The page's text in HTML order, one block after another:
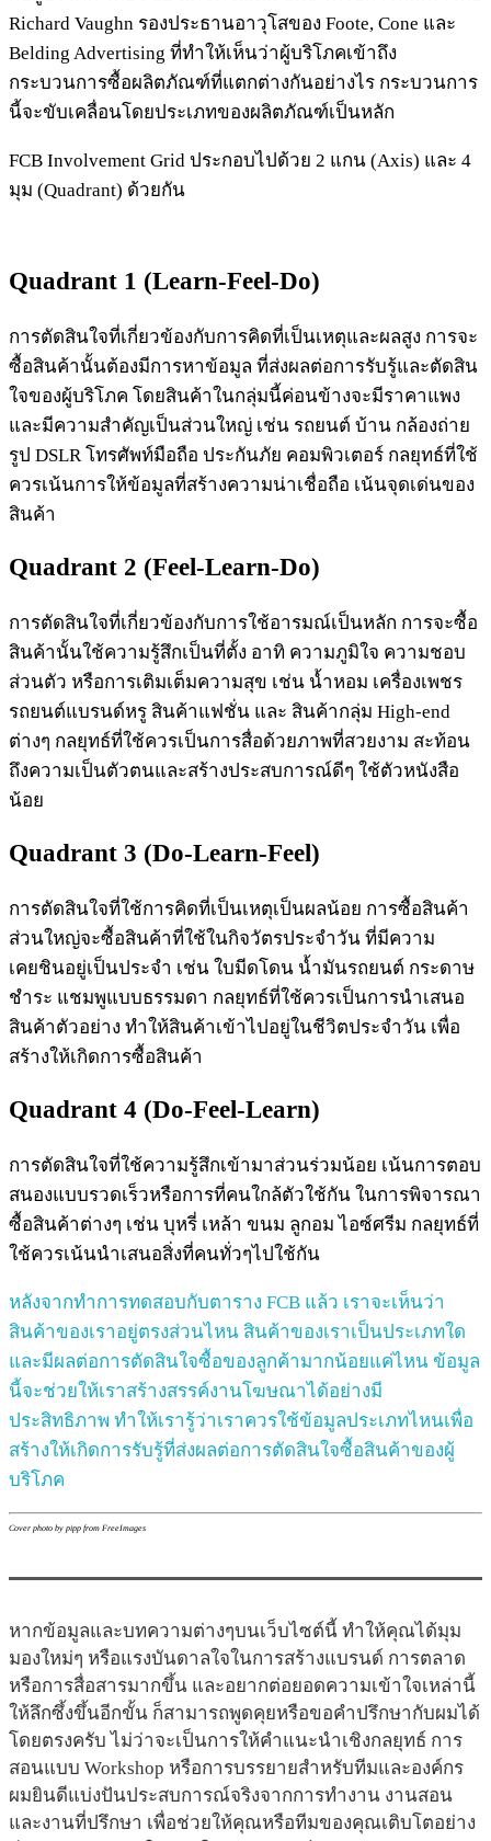
Richard Vaughn รองประธานอาวุโสของ Foote, Cone และ
Belding Advertising ที่ทำให้เห็นว่าผู้บริโภคเข้าถึง
กระบวนการซื้อผลิตภัณฑ์ที่แตกต่างกันอย่างไร กระบวนการ
นี้จะขับเคลื่อนโดยประเภทของผลิตภัณฑ์เป็นหลัก
FCB Involvement Grid ประกอบไปด้วย 2 แกน (Axis) และ 4
มุม (Quadrant) ด้วยกัน
Quadrant 1 (Learn-Feel-Do)
การตัดสินใจที่เกี่ยวข้องกับการคิดที่เป็นเหตุและผลสูง การจะ
ซื้อสินค้านั้นต้องมีการหาข้อมูล ที่ส่งผลต่อการรับรู้และตัดสิน
ใจของผู้บริโภค โดยสินค้าในกลุ่มนี้ค่อนข้างจะมีราคาแพง
และมีความสำคัญเป็นส่วนใหญ่ เช่น รถยนต์ บ้าน กล้องถ่าย
รูป DSLR โทรศัพท์มือถือ ประกันภัย คอมพิวเตอร์ กลยุทธ์ที่ใช้
ควรเน้นการให้ข้อมูลที่สร้างความน่าเชื่อถือ เน้นจุดเด่นของ
สินค้า
Quadrant 2 (Feel-Learn-Do)
การตัดสินใจที่เกี่ยวข้องกับการใช้อารมณ์เป็นหลัก การจะซื้อ
สินค้านั้นใช้ความรู้สึกเป็นที่ตั้ง อาทิ ความภูมิใจ ความชอบ
ส่วนตัว หรือการเติมเต็มความสุข เช่น น้ำหอม เครื่องเพชร
รถยนต์แบรนด์หรู สินค้าแฟชั่น และ สินค้ากลุ่ม High-end
ต่างๆ กลยุทธ์ที่ใช้ควรเป็นการสื่อด้วยภาพที่สวยงาม สะท้อน
ถึงความเป็นตัวตนและสร้างประสบการณ์ดีๆ ใช้ตัวหนังสือ
น้อย
Quadrant 3 (Do-Learn-Feel)
การตัดสินใจที่ใช้การคิดที่เป็นเหตุเป็นผลน้อย การซื้อสินค้า
ส่วนใหญ่จะซื้อสินค้าที่ใช้ในกิจวัตรประจำวัน ที่มีความ
เคยชินอยู่เป็นประจำ เช่น ใบมีดโดน น้ำมันรถยนต์ กระดาษ
ชำระ แชมพูแบบธรรมดา กลยุทธ์ที่ใช้ควรเป็นการนำเสนอ
สินค้าตัวอย่าง ทำให้สินค้าเข้าไปอยู่ในชีวิตประจำวัน เพื่อ
สร้างให้เกิดการซื้อสินค้า
Quadrant 4 (Do-Feel-Learn)
การตัดสินใจที่ใช้ความรู้สึกเข้ามาส่วนร่วมน้อย เน้นการตอบ
สนองแบบรวดเร็วหรือการที่คนใกล้ตัวใช้กัน ในการพิจารณา
ซื้อสินค้าต่างๆ เช่น บุหรี่ เหล้า ขนม ลูกอม ไอซ์ศรีม กลยุทธ์ที่
ใช้ควรเน้นนำเสนอสิ่งที่คนทั่วๆไปใช้กัน
หลังจากทำการทดสอบกับตาราง FCB แล้ว เราจะเห็นว่า
สินค้าของเราอยู่ตรงส่วนไหน สินค้าของเราเป็นประเภทใด
และมีผลต่อการตัดสินใจซื้อของลูกค้ามากน้อยแค่ไหน ข้อมูล
นี้จะช่วยให้เราสร้างสรรค์งานโฆษณาได้อย่างมี
ประสิทธิภาพ ทำให้เรารู้ว่าเราควรใช้ข้อมูลประเภทไหนเพื่อ
สร้างให้เกิดการรับรู้ที่ส่งผลต่อการตัดสินใจซื้อสินค้าของผู้
บริโภค
Cover photo by pipp from FreeImages
หากข้อมูลและบทความต่างๆบนเว็บไซต์นี้ ทำให้คุณได้มุม
มองใหม่ๆ หรือแรงบันดาลใจในการสร้างแบรนด์ การตลาด
หรือการสื่อสารมากขึ้น และอยากต่อยอดความเข้าใจเหล่านี้
ให้ลึกซึ้งขึ้นอีกขั้น ก็สามารถพูดคุยหรือขอคำปรึกษากับผมได้
โดยตรงครับ ไม่ว่าจะเป็นการให้คำแนะนำเชิงกลยุทธ์ การ
สอนแบบ Workshop หรือการบรรยายสำหรับทีมและองค์กร
ผมยินดีแบ่งปันประสบการณ์จริงจากการทำงาน งานสอน
และงานที่ปรึกษา เพื่อช่วยให้คุณหรือทีมของคุณเติบโตอย่าง